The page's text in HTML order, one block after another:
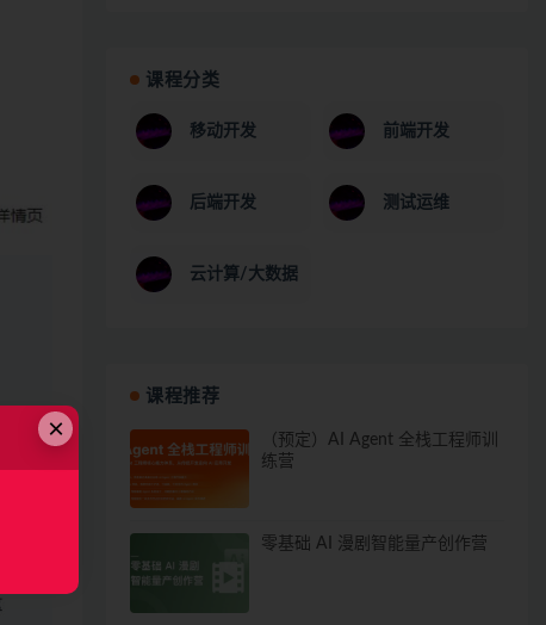
课程分类
移动开发 前端开发
后端开发 测试运维
云计算/大数据
课程推荐
（预定）AI Agent 全栈工程师训
练营
零基础 AI 漫剧智能量产创作营
×